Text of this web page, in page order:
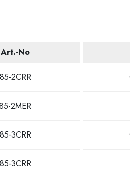
Art.-No
85-2CRR
2MER
85-3CRR
85-3CRR